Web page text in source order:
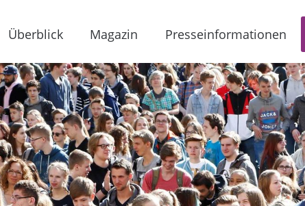
Überblick Magazin Presseinformationen